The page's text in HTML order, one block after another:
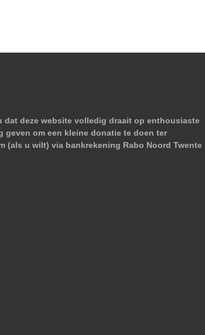
dat deze website volledig draait op enthousiaste
om een kleine donatie te doen ter
(als u wilt) via bankrekening Rabo Noord Twente